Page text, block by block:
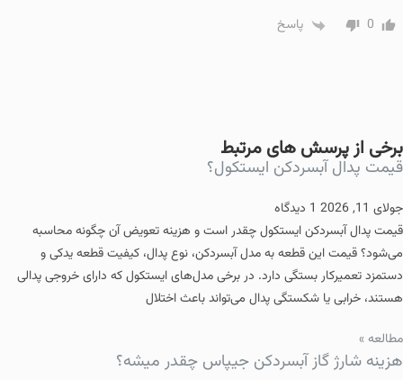
0
پاسخ
برخی از پرسش های مرتبط
قیمت پدال آبسردکن ایستکول؟
جولای 11, 2026
1 دیدگاه
قیمت پدال آبسردکن ایستکول چقدر است و هزینه تعویض آن چگونه محاسبه
می‌شود؟ قیمت این قطعه به مدل آبسردکن، نوع پدال، کیفیت قطعه یدکی و
دستمزد تعمیرکار بستگی دارد. در برخی مدل‌های ایستکول که دارای خروجی پدالی
هستند، خرابی یا شکستگی پدال می‌تواند باعث اختلال
مطالعه »
هزینه شارژ گاز آبسردکن جیپاس چقدر میشه؟